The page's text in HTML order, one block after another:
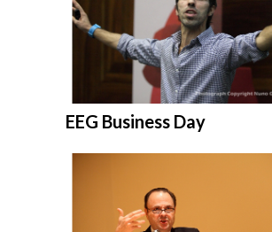
Entrar na pasta:
EEG Business Day